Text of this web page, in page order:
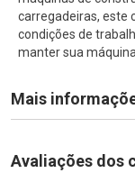
carregadeiras, este
condições de
manter sua
Mais
Avaliações dos